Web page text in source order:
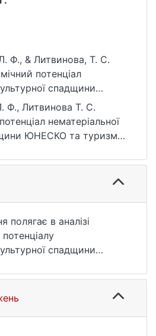
Ф., & Литвинова, Т. С.
потенціал
спадщини
Географія та туризм,
10.17721/2308-
Ф., Литвинова Т. С.
нематеріальної
ЮНЕСКО та туризм.
135X.2022.70.3-9 (дата
полягає в аналізі
спадщини
використання у
до туристичних
удосконаленні